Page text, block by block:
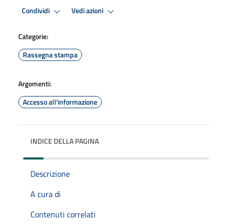
Condividi Vedi azioni
Categorie:
Rassegna stampa
Argomenti:
Accesso all'informazione
INDICE DELLA PAGINA
Descrizione
A cura di
Contenuti correlati